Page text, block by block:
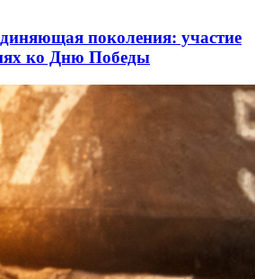
поколения: участие
ко Дню Победы